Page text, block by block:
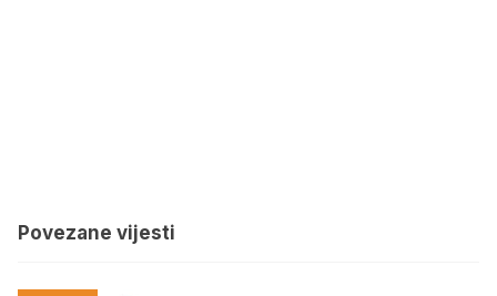
Povezane vijesti